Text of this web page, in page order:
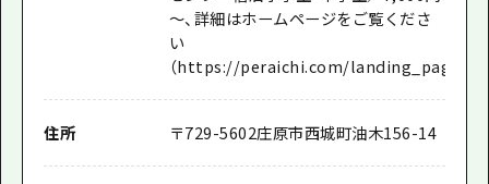
～、詳細はホームページをご覧くださ
い
（https://peraichi.com/landing_pages/
住所 〒729-5602庄原市西城町油木156-14